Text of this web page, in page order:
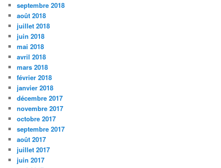
septembre 2018
août 2018
juillet 2018
juin 2018
mai 2018
avril 2018
mars 2018
février 2018
janvier 2018
décembre 2017
novembre 2017
octobre 2017
septembre 2017
août 2017
juillet 2017
juin 2017